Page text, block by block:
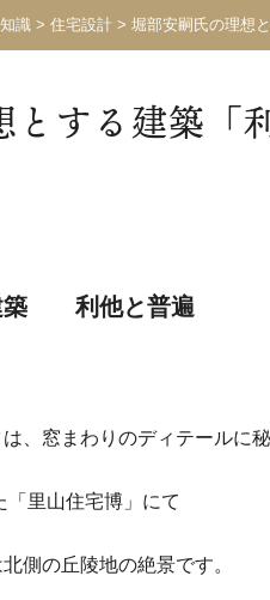
識 > 住宅設計 > 堀部安嗣氏の理想
とする建築
築 利他と普遍
、窓まわりのディテールに秘
里山住宅博」にて
側の丘陵地の絶景です。